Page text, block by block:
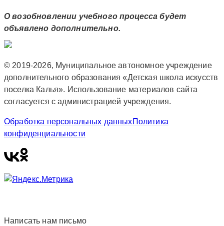
О возобновлении учебного процесса будет
объявлено дополнительно.
© 2019-2026, Муниципальное автономное учреждение
дополнительного образования «Детская школа искусств
поселка Калья». Использование материалов сайта
согласуется с администрацией учреждения.
Обработка персональных данныхПолитика
конфиденциальности
Написать нам письмо